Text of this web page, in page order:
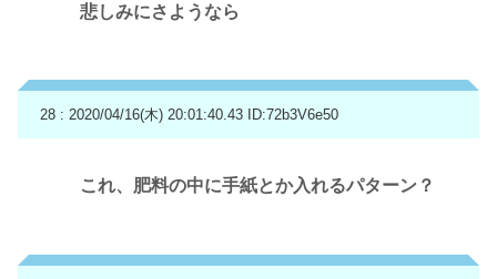
悲しみにさようなら
28 : 2020/04/16(木) 20:01:40.43 ID:72b3V6e50
これ、肥料の中に手紙とか入れるパターン？